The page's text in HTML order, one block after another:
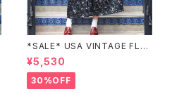
*SALE* USA VINTAGE FLO
WER PATTERNED LACE CO
LLAR BELTED ONE PIECE/
アメリカ古着花柄レース襟ベル
テッドワンピース
¥5,530
30%OFF